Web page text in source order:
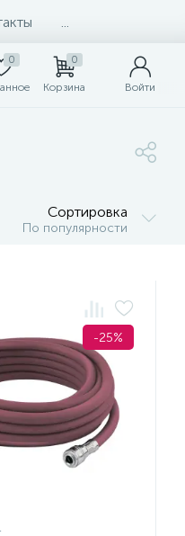
0 0
Корзина Войти
Сортировка
По популярности
-25%